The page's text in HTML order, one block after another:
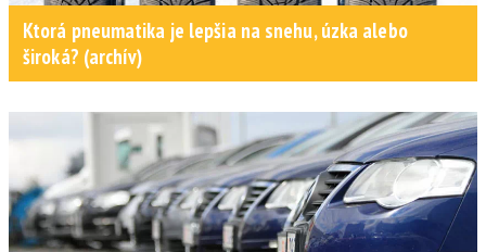
Ktorá pneumatika je lepšia na snehu, úzka alebo
široká? (archív)